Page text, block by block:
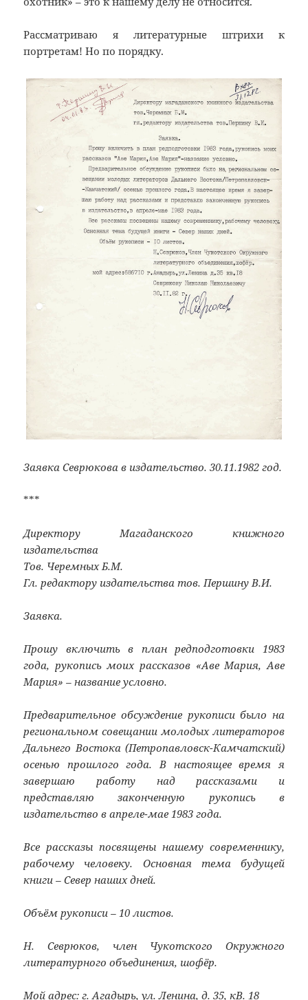
Рассматриваю я литературные штрихи к
портретам! Но по порядку.
Заявка Севрюкова в издательство. 30.11.1982 год.
***
Директору Магаданского книжного
издательства
Тов. Черемных Б.М.
Гл. редактору издательства тов. Першину В.И.
Заявка.
Прошу включить в план редподготовки 1983
года, рукопись моих рассказов «Аве Мария, Аве
Мария» – название условно.
Предварительное обсуждение рукописи было на
региональном совещании молодых литераторов
Дальнего Востока (Петропавловск-Камчатский)
осенью прошлого года. В настоящее время я
завершаю работу над рассказами и
представляю законченную рукопись в
издательство в апреле-мае 1983 года.
Все рассказы посвящены нашему современнику,
рабочему человеку. Основная тема будущей
книги – Север наших дней.
Объём рукописи – 10 листов.
Н. Севрюков, член Чукотского Окружного
литературного объединения, шофёр.
Мой адрес: г. Агадырь, ул. Ленина, д. 35, кВ. 18